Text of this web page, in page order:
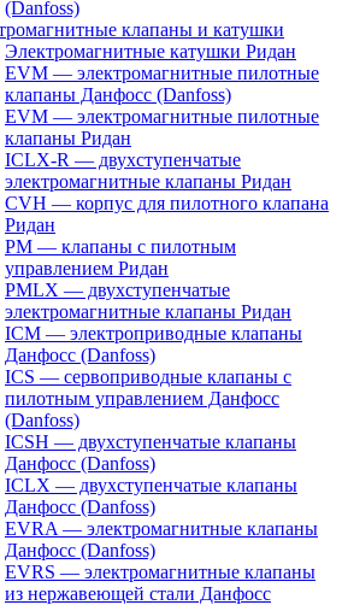
(Danfoss)
клапаны и катушки
Электромагнитные катушки Ридан
EVM — электромагнитные пилотные
клапаны Данфосс (Danfoss)
EVM — электромагнитные пилотные
клапаны Ридан
ICLX-R — двухступенчатые
электромагнитные клапаны Ридан
CVH — корпус для пилотного клапана
Ридан
PM — клапаны с пилотным
управлением Ридан
PMLX — двухступенчатые
электромагнитные клапаны Ридан
ICM — электроприводные клапаны
Данфосс (Danfoss)
ICS — сервоприводные клапаны с
пилотным управлением Данфосс
(Danfoss)
ICSH — двухступенчатые клапаны
Данфосс (Danfoss)
ICLX — двухступенчатые клапаны
Данфосс (Danfoss)
EVRA — электромагнитные клапаны
Данфосс (Danfoss)
EVRS — электромагнитные клапаны
из нержавеющей стали Данфосс